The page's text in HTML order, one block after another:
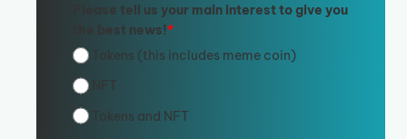
Please tell us your main interest to give you
the best news!*
Tokens (this includes meme coin)
NFT
Tokens and NFT